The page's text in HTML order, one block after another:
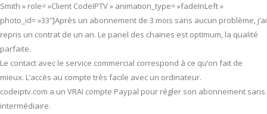
Smith » role= »Client CodeIPTV » animation_type= »fadeInLeft »
photo_id= »33″]Après un abonnement de 3 mois sans aucun problème, j’ai
repris un contrat de un an. Le panel des chaines est optimum, la qualité
parfaite.
Le contact avec le service commercial correspond à ce qu’on fait de
mieux. L’accès au compte très facile avec un ordinateur.
codeiptv.com a un VRAI compte Paypal pour régler son abonnement sans
intermédiaire.